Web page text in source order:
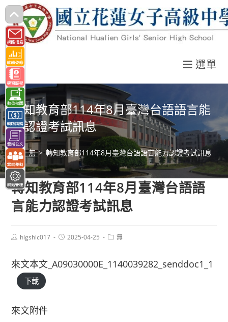
跳
轉
至
主
要
內
容
選單
轉知教育部114年8月臺灣台語語言能
力認證考試訊息
> 無 > 轉知教育部114年8月臺灣台語語言能力認證考試訊息
轉知教育部114年8月臺灣台語語
言能力認證考試訊息
Posthlgshlc017
Post2025-04-25
Post無
來文本文_A09030000E_1140039282_senddoc1_1
下載
來文附件